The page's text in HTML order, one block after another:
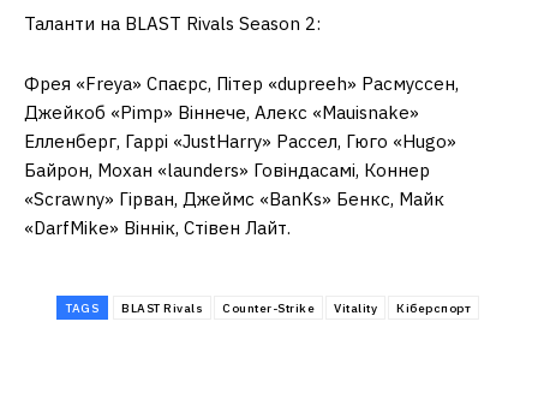
Таланти на BLAST Rivals Season 2:
Фрея «Freya» Спаєрс, Пітер «dupreeh» Расмуссен,
Джейкоб «Pimp» Віннече, Алекс «Mauisnake»
Елленберг, Гаррі «JustHarry» Рассел, Гюго «Hugo»
Байрон, Мохан «launders» Говіндасамі, Коннер
«Scrawny» Гірван, Джеймс «BanKs» Бенкс, Майк
«DarfMike» Віннік, Стівен Лайт.
TAGS BLAST Rivals Counter-Strike Vitality Кіберспорт